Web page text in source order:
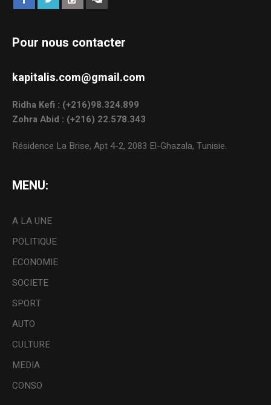
Pour nous contacter
kapitalis.com@gmail.com
Ridha Kefi : (+216)98.324.899
Zohra Abid : (+216) 22.578.343
Résidence La Brise, Apt 4-2, 2083 El-Ghazala, Tunisie.
MENU:
A LA UNE
POLITIQUE
ECONOMIE
SOCIETE
SPORT
AUTO
CULTURE
MEDIA
CONSO